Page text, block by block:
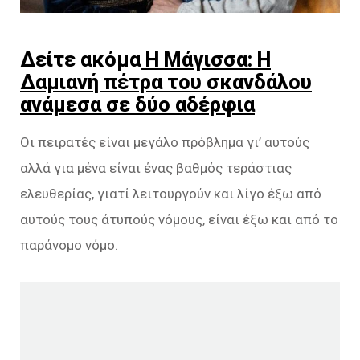
Δείτε ακόμαΗ Μάγισσα: Η
Δαμιανή πέτρα του σκανδάλου
ανάμεσα σε δύο αδέρφια
Οι πειρατές είναι μεγάλο πρόβλημα γι’ αυτούς
αλλά για μένα είναι ένας βαθμός τεράστιας
ελευθερίας, γιατί λειτουργούν και λίγο έξω από
αυτούς τους άτυπούς νόμους, είναι έξω και από το
παράνομο νόμο.